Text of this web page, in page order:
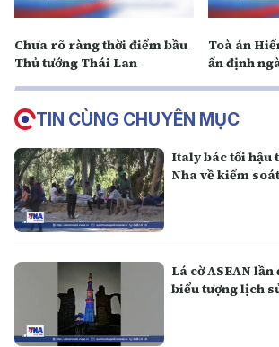
Chưa rõ ràng thời điểm bầu
Thủ tướng Thái Lan
Toà án
ấn định
TIN CÙNG CHUYÊN MỤC
Italy bác tối hậu
Nha về kiểm
Lá cờ ASEAN
biểu tượng lịch